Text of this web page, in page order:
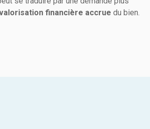
financière accrue du bien.